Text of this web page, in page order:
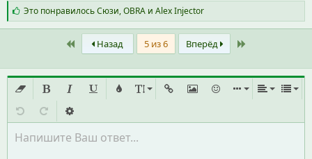
С
и
м
и
и
Это понравилосьСюзи,OBRAи Alex Injector
First Назад 5 из 6 Вперёд
Удалить форматирование
ЖирныйКурсив
Отменить
Повторить
Переключить режим работы редактора
Напишите Ваш ответ...